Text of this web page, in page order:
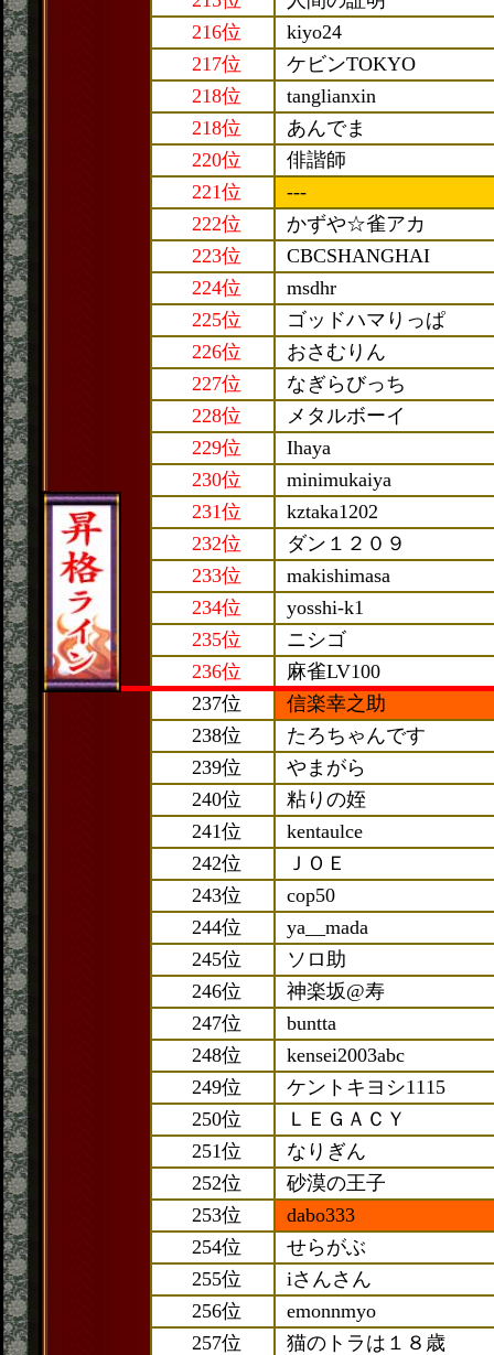
216位
kiyo24
217位
ケビンTOKYO
218位
tanglianxin
218位
あんでま
220位
俳諧師
221位
---
222位
かずや☆雀アカ
223位
CBCSHANGHAI
224位
msdhr
225位
ゴッドハマりっぱ
226位
おさむりん
227位
なぎらびっち
228位
メタルボーイ
229位
Ihaya
230位
minimukaiya
231位
kztaka1202
232位
ダン１２０９
233位
makishimasa
234位
yosshi-k1
235位
ニシゴ
236位
麻雀LV100
237位
信楽幸之助
238位
たろちゃんです
239位
やまがら
240位
粘りの姪
241位
kentaulce
242位
ＪＯＥ
243位
cop50
244位
ya__mada
245位
ソロ助
246位
神楽坂@寿
247位
buntta
248位
kensei2003abc
249位
ケントキヨシ1115
250位
ＬＥＧＡＣＹ
251位
なりぎん
252位
砂漠の王子
253位
dabo333
254位
せらがぶ
255位
iさんさん
256位
emonnmyo
257位
猫のトラは１８歳